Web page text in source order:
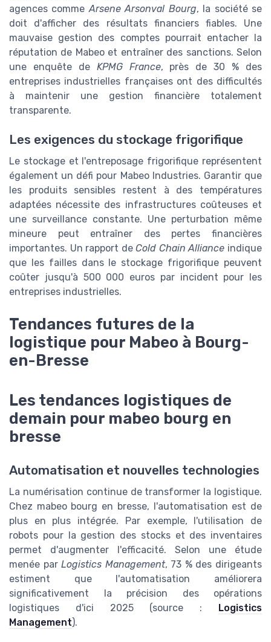
agences comme Arsene Arsonval Bourg, la société se
doit d'afficher des résultats financiers fiables. Une
mauvaise gestion des comptes pourrait entacher la
réputation de Mabeo et entraîner des sanctions. Selon
une enquête de KPMG France, près de 30 % des
entreprises industrielles françaises ont des difficultés
à maintenir une gestion financière totalement
transparente.
Les exigences du stockage frigorifique
Le stockage et l'entreposage frigorifique représentent
également un défi pour Mabeo Industries. Garantir que
les produits sensibles restent à des températures
adaptées nécessite des infrastructures coûteuses et
une surveillance constante. Une perturbation même
mineure peut entraîner des pertes financières
importantes. Un rapport deCold Chain Alliance indique
que les failles dans le stockage frigorifique peuvent
coûter jusqu'à 500 000 euros par incident pour les
entreprises industrielles.
Tendances futures de la
logistique pour Mabeo à Bourg-
en-Bresse
Les tendances logistiques de
demain pour mabeo bourg en
bresse
Automatisation et nouvelles technologies
La numérisation continue de transformer la logistique.
Chez mabeo bourg en bresse, l'automatisation est de
plus en plus intégrée. Par exemple, l'utilisation de
robots pour la gestion des stocks et des inventaires
permet d'augmenter l'efficacité. Selon une étude
menée parLogistics Management, 73 % des dirigeants
estiment que l'automatisation améliorera
significativement la précision des opérations
logistiques d'ici 2025 (source :
Logistics
Management).